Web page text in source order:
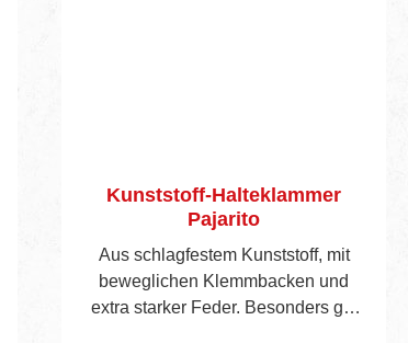
Kunststoff-Halteklammer
Pajarito
Aus schlagfestem Kunststoff, mit
beweglichen Klemmbacken und
extra starker Feder. Besonders gut